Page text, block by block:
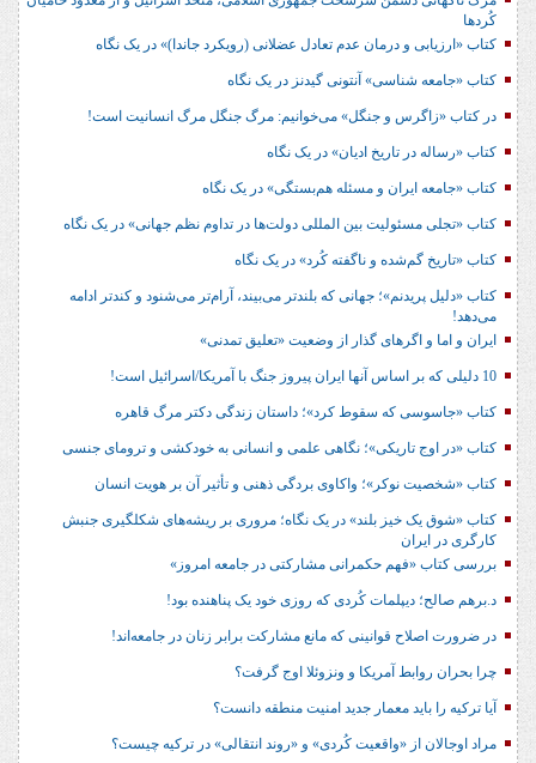
کُردها
کتاب «ارزیابی و درمان عدم تعادل عضلانی (رویکرد جاندا)» در یک نگاه
کتاب «جامعه شناسی» آنتونی گیدنز در یک نگاه
در کتاب «زاگرس و جنگل» می‌خوانیم: مرگ جنگل مرگ انسانیت است!
کتاب «رساله در تاریخ ادیان» در یک نگاه
کتاب «جامعه ایران و مسئله هم‌بستگی» در یک نگاه
کتاب «تجلی مسئولیت بین المللی دولت‌ها در تداوم نظم جهانی» در یک نگاه
کتاب «تاریخ گم‌شده و ناگفته کُرد» در یک نگاه
کتاب «دلیل پریدنم»؛ جهانی که بلندتر می‌بیند، آرام‌تر می‌شنود و کندتر ادامه
می‌دهد!
ایران و اما و اگرهای گذار از وضعیت «تعلیق تمدنی»
10 دلیلی که بر اساس آنها ایران پیروز جنگ با آمریکا/اسرائیل است!
کتاب «جاسوسی که سقوط کرد»؛ داستان زندگی دکتر مرگ قاهره
کتاب «در اوج تاریکی»؛ نگاهی علمی و انسانی به خودکشی و ترومای جنسی
کتاب «شخصیت نوکر»؛ واکاوی بردگی ذهنی و تأثیر آن بر هویت انسان
کتاب «شوق یک خیز بلند» در یک نگاه؛ مروری بر ریشه‌های شکل‎گیری جنبش
کارگری در ایران
بررسی کتاب «فهم حکمرانی مشارکتی در جامعه امروز»
د.برهم صالح؛ دیپلمات کُردی که روزی خود یک پناهنده بود!
در ضرورت اصلاح قوانینی که مانع مشارکت برابر زنان در جامعه‌اند!
چرا بحران روابط آمریکا و ونزوئلا اوج گرفت؟
آیا ترکیه را باید معمار جدید امنیت منطقه دانست؟
مراد اوجالان از «واقعیت کُردی» و «روند انتقالی» در ترکیه چیست؟